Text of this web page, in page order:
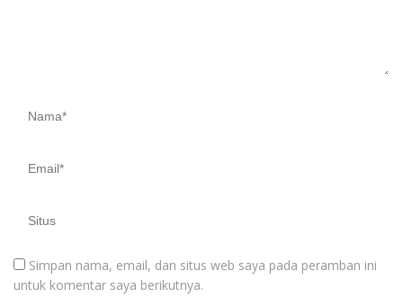
Simpan nama, email, dan situs web saya pada peramban ini
untuk komentar saya berikutnya.